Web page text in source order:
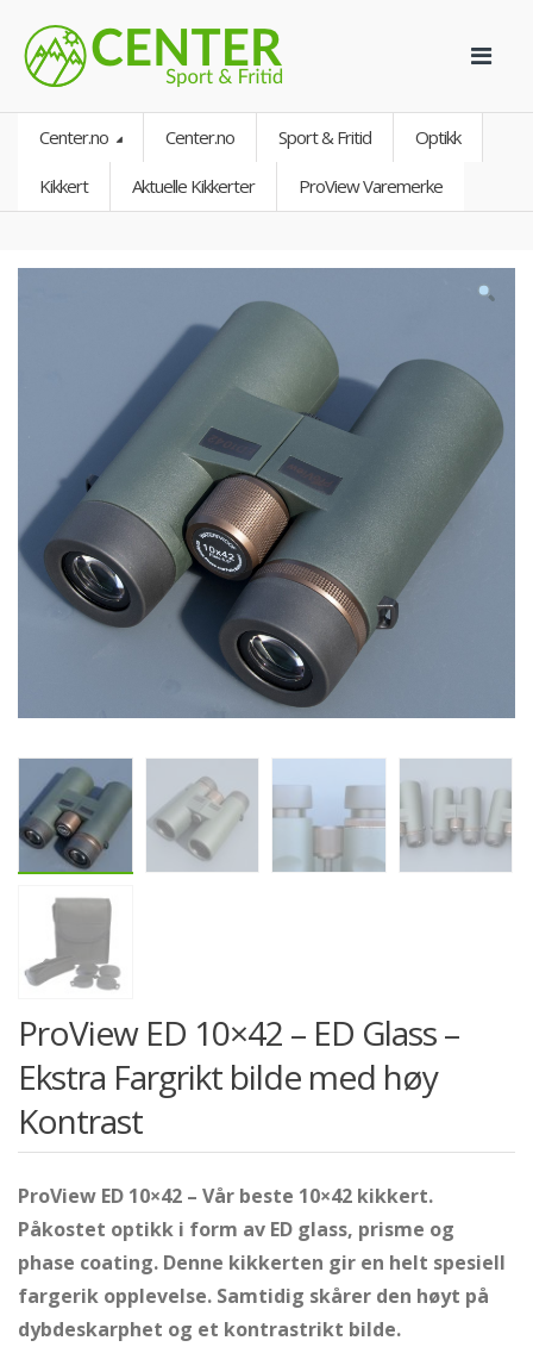
Center.no Center.no Sport & Fritid Optikk
Kikkert Aktuelle Kikkerter ProView Varemerke
ProView ED 10×42 – ED Glass –
Ekstra Fargrikt bilde med høy
Kontrast
ProView ED 10×42 – Vår beste 10×42 kikkert.
Påkostet optikk i form av ED glass, prisme og
phase coating. Denne kikkerten gir en helt spesiell
fargerik opplevelse. Samtidig skårer den høyt på
dybdeskarphet og et kontrastrikt bilde.